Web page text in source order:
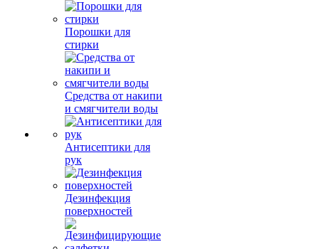
Порошки для
стирки
Средства от накипи
и смягчители воды
Антисептики для
рук
Дезинфекция
поверхностей